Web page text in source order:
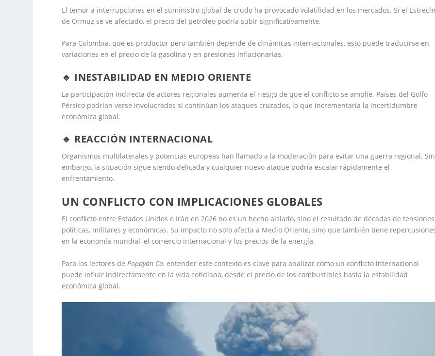
El temor a interrupciones en el suministro global de crudo ha provocado volatilidad en los mercados. Si el
de Ormuz se ve afectado, el precio del petróleo podría subir significativamente.
Para Colombia, que es productor pero también depende de dinámicas internacionales, esto puede traducirse en
variaciones en el precio de la gasolina y en presiones inflacionarias.
🔹 INESTABILIDAD EN MEDIO ORIENTE
La participación indirecta de actores regionales aumenta el riesgo de que el conflicto se amplíe. Países del Golfo
Pérsico podrían verse involucrados si continúan los ataques cruzados, lo que incrementaría la incertidumbre
económica global.
🔹 REACCIÓN INTERNACIONAL
Organismos multilaterales y potencias europeas han llamado a la moderación para evitar una guerra regional. Sin
embargo, la situación sigue siendo delicada y cualquier nuevo ataque podría escalar rápidamente el
enfrentamiento.
UN CONFLICTO CON IMPLICACIONES GLOBALES
El conflicto entre Estados Unidos e Irán en 2026 no es un hecho aislado, sino el resultado de décadas de tensiones
políticas, militares y económicas. Su impacto no solo afecta a Medio Oriente, sino que también tiene
en la economía mundial, el comercio internacional y los precios de la energía.
Para los lectores dePopayán Co, entender este contexto es clave para analizar cómo un conflicto internacional
puede influir indirectamente en la vida cotidiana, desde el precio de los combustibles hasta la estabilidad
económica global.